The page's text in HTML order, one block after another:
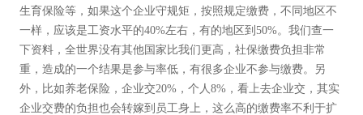
生育保险等，如果这个企业守规矩，按照规定缴费，不同地区不
一样，应该是工资水平的40%左右，有的地区到50%。我们查一
下资料，全世界没有其他国家比我们更高，社保缴费负担非常
重，造成的一个结果是参与率低，有很多企业不参与缴费。另
外，比如养老保险，企业交20%，个人8%，看上去企业交，其实
企业交费的负担也会转嫁到员工身上，这么高的缴费率不利于扩